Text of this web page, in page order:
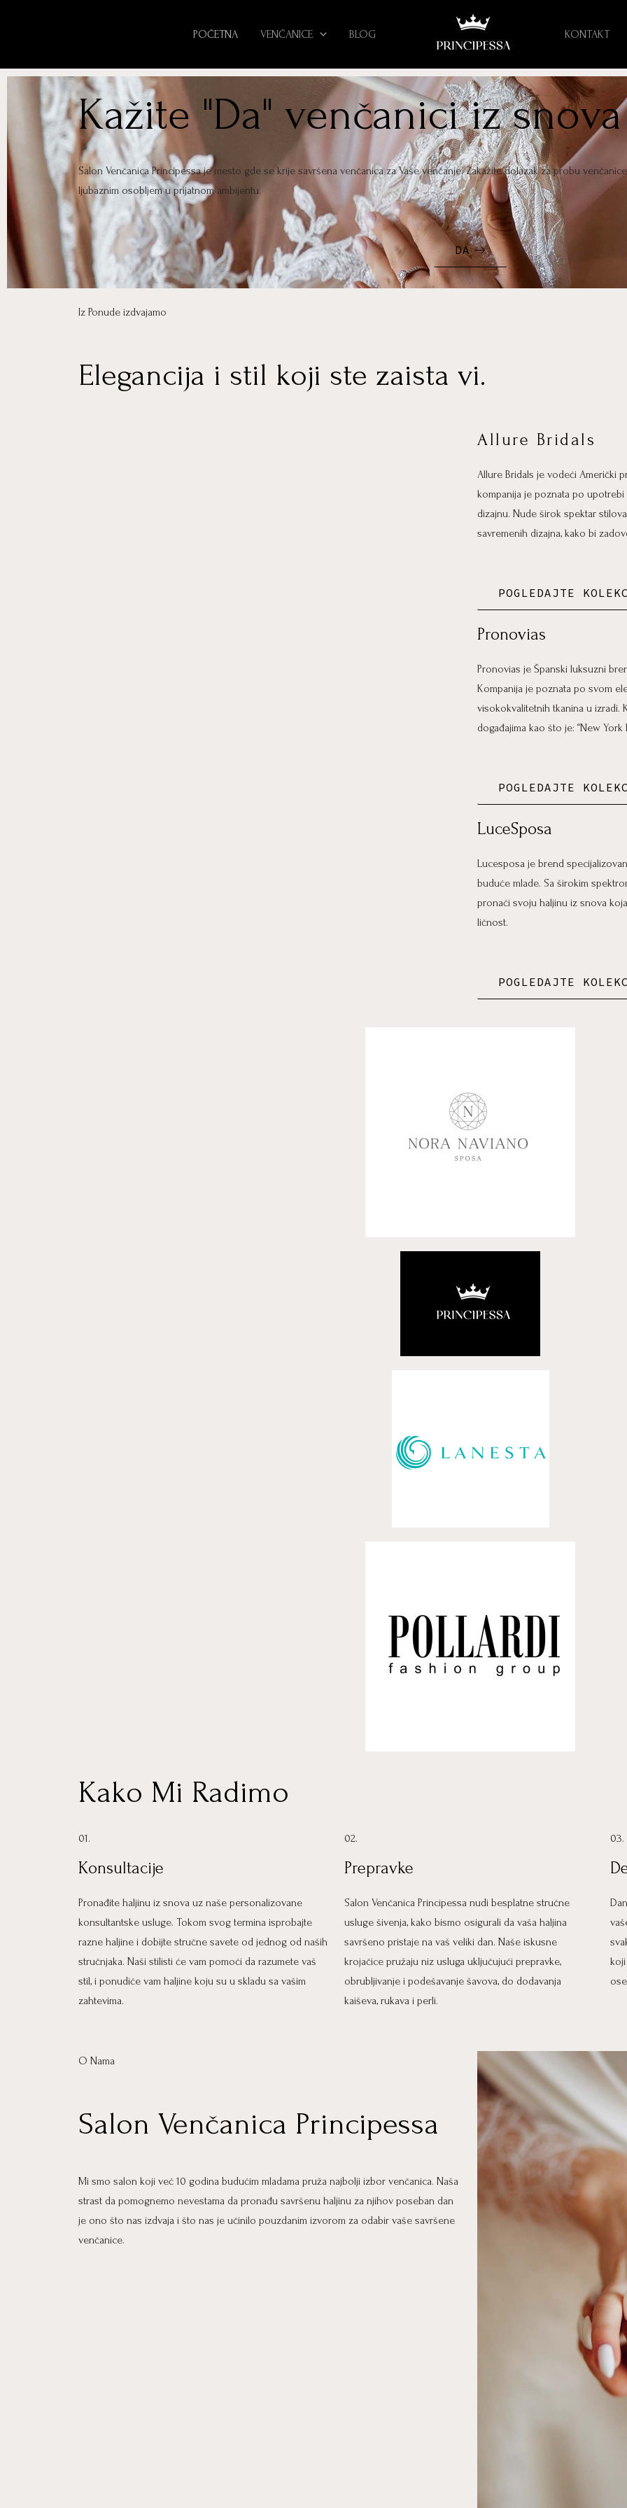
POČETNA VENČANICE BLOG KONTAKT
Kažite "Da" venčanici iz snova
Salon Venčanica Principessa je mesto gde se krije savršena venčanica za Vaše venčanje. Zakažite dolazak za probu
ljubaznim osobljem u prijatnom ambijentu.
DA
Iz Ponude izdvajamo
Elegancija i stil koji ste zaista vi.
Allure Bridals
Allure Bridals je vodeći Američki
kompanija je poznata po
dizajnu. Nude širok spektar
savremenih dizajna, kako bi
POGLEDAJTE
Pronovias
Pronovias je Španski luksuzni
Kompanija je poznata po svom
visokokvalitetnih tkanina u izradi.
događajima kao što je: “New York
POGLEDAJTE
LuceSposa
Lucesposa je brend
buduće mlade. Sa širokim
pronaći svoju haljinu iz snova
ličnost.
POGLEDAJTE
Kako Mi Radimo
01.
Konsultacije
Pronađite haljinu iz snova uz naše personalizovane
konsultantske usluge. Tokom svog termina isprobajte
razne haljine i dobijte stručne savete od jednog od naših
stručnjaka. Naši stilisti će vam pomoći da razumete vaš
stil, i ponudiće vam haljine koju su u skladu sa vašim
zahtevima.
02.
Prepravke
Salon Venčanica Principessa nudi besplatne stručne
usluge šivenja, kako bismo osigurali da vaša haljina
savršeno pristaje na vaš veliki dan. Naše iskusne
krojačice pružaju niz usluga uključujući prepravke,
obrubljivanje i podešavanje šavova, do dodavanja
kaiševa, rukava i perli.
03.
O Nama
Salon Venčanica Principessa
Mi smo salon koji već 10 godina budućim mladama pruža najbolji izbor venčanica. Naša
strast da pomognemo nevestama da pronađu savršenu haljinu za njihov poseban dan
je ono što nas izdvaja i što nas je učinilo pouzdanim izvorom za odabir vaše savršene
venčanice.